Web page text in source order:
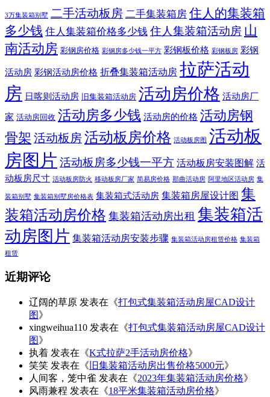
3万集装箱别墅 二手活动板房 二手集装箱房 住人的集装箱
多少钱 住人集装箱价格多少钱 住人集装箱活动房 山
南活动房 彩钢房价格 彩钢房多少钱一平方 彩钢板价格 彩钢板房 彩钢
活动房 彩钢活动房价格 折叠集装箱活动房 拉萨活动
房 日喀则活动房 旧集装箱活动房 活动房价格 活动房厂
家 活动房回收 活动房多少钱 活动房的价格 活动房钢
骨架 活动板房活动板房价格 活动板房图 活动板
房图片 活动板房多少钱一平方 活动板房安装图解 活
动板房尺寸 活动板房防火 移动板房厂家 简易房价格 那曲活动房 阿里地区活动房 集
装箱别墅 集装箱别墅房价格表 集装箱式活动房 集装箱房屋设计图 集
装箱活动房价格 集装箱活动房出租 集装箱活
动房图片 集装箱活动房安装步骤 集装箱活动房租赁价格 集装箱
租赁
近期评论
辽阔的草原 发表在《打包式集装箱活动房屋CAD设计
图》
xingweihua110 发表在《打包式集装箱活动房屋CAD设计
图》
执着 发表在《K式拉萨2手活动房价格》
笑笑 发表在《 旧集装箱活动房出售价格5000元》
人间客，笼中雀 发表在《2023年集装箱活动房价格》
风雨兼程 发表在《18平米集装箱活动房价格》